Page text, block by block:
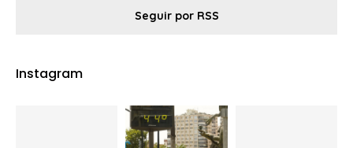
Seguir por RSS
Instagram